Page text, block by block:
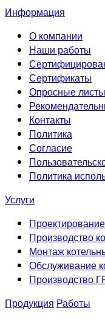
Информация
О компании
Наши работы
Сертификаты
Опросные листы
Контакты
Политика
Согласие
Политика
Услуги
Производство
Монтаж
Обслуживание
Производство
Продукция Работы